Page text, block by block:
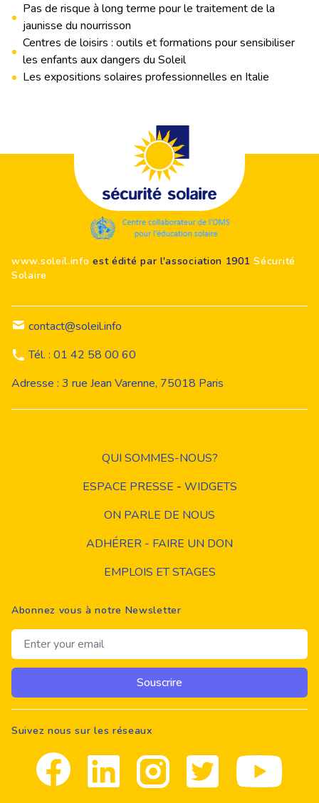
•
Pas de risque à long terme pour le traitement de la
jaunisse du nourrisson
•
Centres de loisirs : outils et formations pour sensibiliser
les enfants aux dangers du Soleil
• Les expositions solaires professionnelles en Italie
www.soleil.info est édité par l'association 1901Sécurité
Solaire
contact@soleil.info
Tél. : 01 42 58 00 60
Adresse : 3 rue Jean Varenne, 75018 Paris
QUI SOMMES-NOUS?
ESPACE PRESSE - WIDGETS
ON PARLE DE NOUS
ADHÉRER - FAIRE UN DON
EMPLOIS ET STAGES
Abonnez vous à notre Newsletter
Email address
Souscrire
Suivez nous sur les réseaux
Facebook Linkedin Instagram Twitter youtube